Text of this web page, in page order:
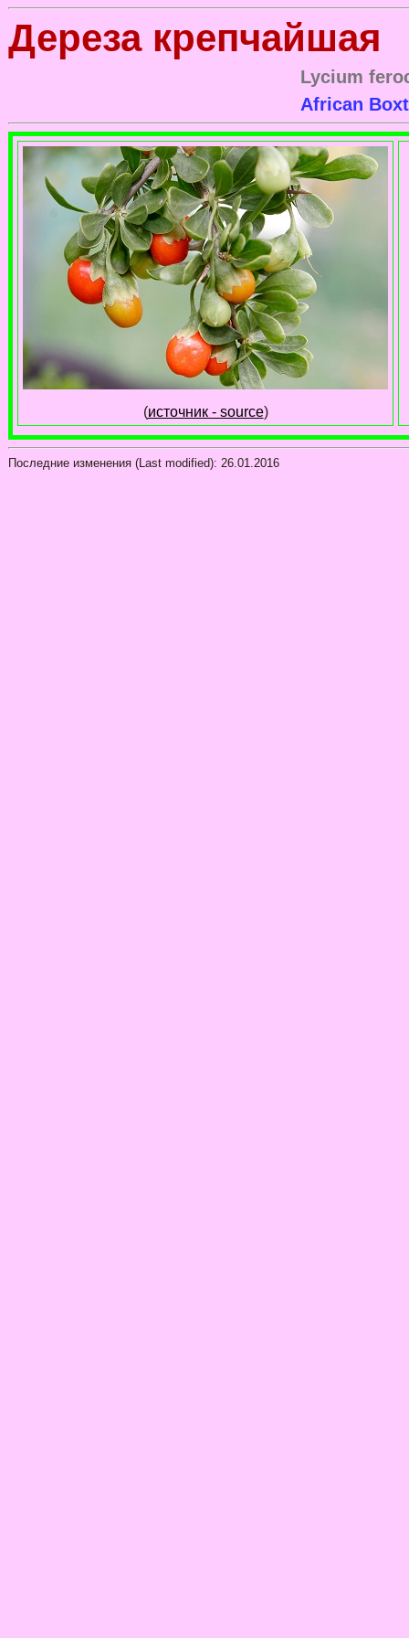
Дереза крепчайшая
Lycium
African
(источник - source)
Последние изменения (Last modified): 26.01.2016